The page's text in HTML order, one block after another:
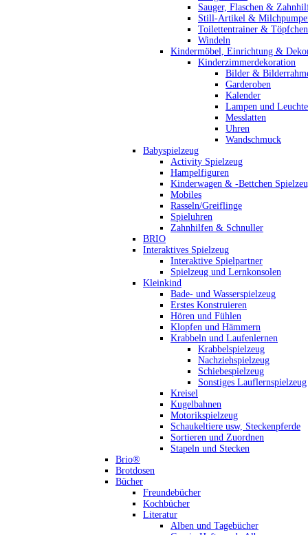
Sauger, Flaschen &
Still-Artikel &
Toilettentrainer & Töpfchen
Windeln
Kindermöbel, Einrichtung &
Kinderzimmerdekoration
Bilder &
Garderoben
Kalender
Lampen und
Messlatten
Uhren
Wandschmuck
Babyspielzeug
Activity Spielzeug
Hampelfiguren
Kinderwagen & -Bettchen
Mobiles
Rasseln/Greiflinge
Spieluhren
Zahnhilfen & Schnuller
BRIO
Interaktives Spielzeug
Interaktive Spielpartner
Spielzeug und Lernkonsolen
Kleinkind
Bade- und Wasserspielzeug
Erstes Konstruieren
Hören und Fühlen
Klopfen und Hämmern
Krabbeln und Laufenlernen
Krabbelspielzeug
Nachziehspielzeug
Schiebespielzeug
Sonstiges Lauflernspielzeug
Kreisel
Kugelbahnen
Motorikspielzeug
Schaukeltiere usw, Steckenpferde
Sortieren und Zuordnen
Stapeln und Stecken
Brio®
Brotdosen
Bücher
Freundebücher
Kochbücher
Literatur
Alben und Tagebücher